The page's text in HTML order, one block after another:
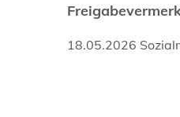
18.05.2026